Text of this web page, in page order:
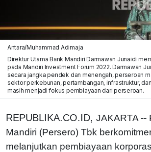
Antara/Muhammad Adimaja
Direktur Utama Bank Mandiri Darmawan Junaidi
pada Mandiri Investment Forum 2022. Darmawan
secara jangka pendek dan menengah, perseroan
sektor perkebunan, pertambangan, infrastruktur,
masih menjadi fokus pembiayaan dari perseroan.
REPUBLIKA.CO.ID, JAKARTA --
Mandiri (Persero) Tbk
melanjutkan pembiayaan